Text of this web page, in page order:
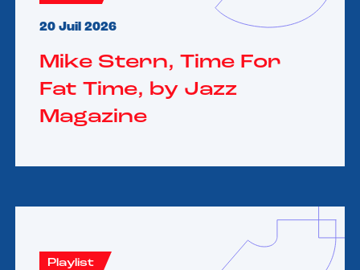
20 Juil 2026
Mike Stern, Time For
Fat Time, by Jazz
Magazine
Playlist